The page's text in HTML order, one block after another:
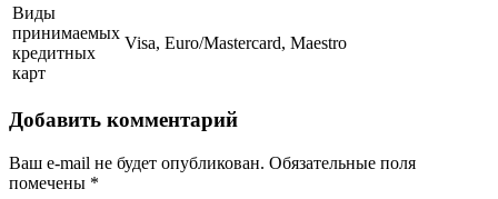
Виды
принимаемых
кредитных
карт
Visa, Euro/Mastercard, Maestro
Добавить комментарий
Ваш e-mail не будет опубликован. Обязательные поля
помечены *